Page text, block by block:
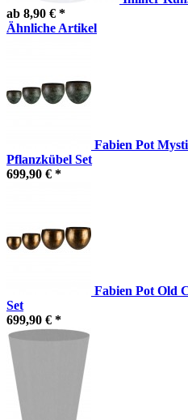
ab 8,90 € *
Ähnliche Artikel
Fabien Pot
Pflanzkübel Set
699,90 € *
Fabien Pot Old
Set
699,90 € *